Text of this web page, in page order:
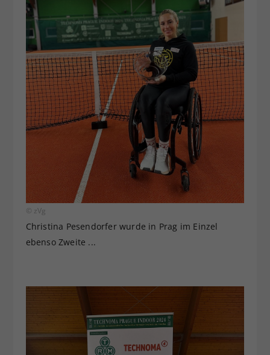
© zVg
Christina Pesendorfer wurde in Prag im Einzel
ebenso Zweite ...